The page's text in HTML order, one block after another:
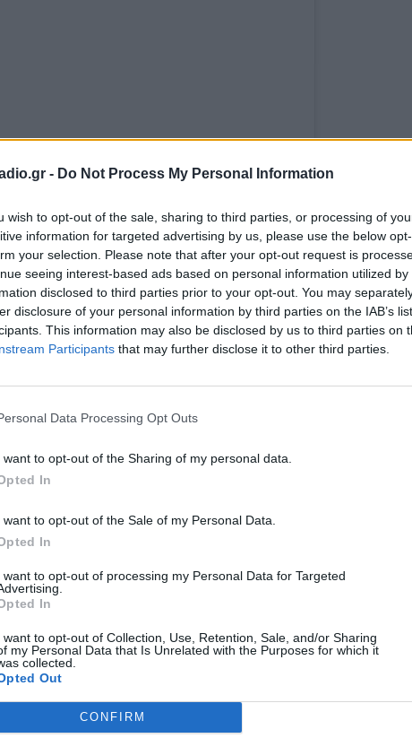
- Do Not Process My Personal Information
wish to opt-out of the sale, sharing to third parties, or processing of
information for targeted advertising by us, please use the below
your selection. Please note that after your opt-out request is
seeing interest-based ads based on personal information utilized
disclosed to third parties prior to your opt-out. You may
disclosure of your personal information by third parties on the IAB’s
This information may also be disclosed by us to third parties on
Participants that may further disclose it to other third parties.
Data Processing Opt Outs
want to opt-out of the Sharing of my personal data.
In
want to opt-out of the Sale of my Personal Data.
In
want to opt-out of processing my Personal Data for Targeted
In
want to opt-out of Collection, Use, Retention, Sale, and/or Sharing
my Personal Data that Is Unrelated with the Purposes for which it
collected.
Out
CONFIRM
στο Instagram.
φιλιά και ευχές σε όλους!! 😍 #goingback
κοματαρα αθάνατη και πάντα επίκαιρη
τρομερό #remix στις 5-6 στο #maggiestouch 🎤
❤️ Πετάω για Αθήνα σε λίγο γιατί τα ωραία δεν
αρκεί να έχεις καλή διάθεση να χαμογελάς να
γιατί είναι γουρσουζια η γκρίνια είναι κατάρα που
σας έπεισα? 😉 #hokuspokus #bikinilovers
#loveyou #loveyourself #lovelyday
ΔΙΑΦΗΜΙΣΗ